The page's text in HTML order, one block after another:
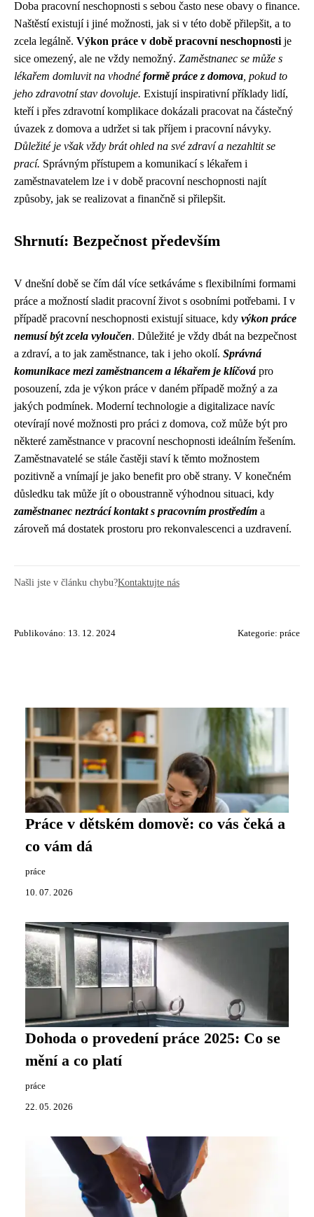
Doba pracovní neschopnosti s sebou často nese obavy o finance.
Naštěstí existují i ​​jiné možnosti, jak si v této době přilepšit, a to
zcela legálně. Výkon práce v době pracovní neschopnosti je
sice omezený, ale ne vždy nemožný. Zaměstnanec se může s
lékařem domluvit na vhodnéformě práce z domova , pokud to
jeho zdravotní stav dovoluje. Existují inspirativní příklady lidí,
kteří i přes zdravotní komplikace dokázali pracovat na částečný
úvazek z domova a udržet si tak příjem i pracovní návyky.
Důležité je však vždy brát ohled na své zdraví a nezahltit se
prací. Správným přístupem a komunikací s lékařem i
zaměstnavatelem lze i v době pracovní neschopnosti najít
způsoby, jak se realizovat a finančně si přilepšit.
Shrnutí: Bezpečnost především
V dnešní době se čím dál více setkáváme s flexibilními formami
práce a možností sladit pracovní život s osobními potřebami. I v
případě pracovní neschopnosti existují situace, kdy výkon práce
nemusí být zcela vyloučen. Důležité je vždy dbát na bezpečnost
a zdraví, a to jak zaměstnance, tak i jeho okolí. Správná
komunikace mezi zaměstnancem a lékařem je klíčová pro
posouzení, zda je výkon práce v daném případě možný a za
jakých podmínek. Moderní technologie a digitalizace navíc
otevírají nové možnosti pro práci z domova, což může být pro
některé zaměstnance v pracovní neschopnosti ideálním řešením.
Zaměstnavatelé se stále častěji staví k těmto možnostem
pozitivně a vnímají je jako benefit pro obě strany. V konečném
důsledku tak může jít o oboustranně výhodnou situaci, kdy
zaměstnanec neztrácí kontakt s pracovním prostředím a
zároveň má dostatek prostoru pro rekonvalescenci a uzdravení.
Našli jste v článku chybu?Kontaktujte nás
Publikováno: 13. 12. 2024 Kategorie: práce
Práce v dětském domově: co vás čeká a
co vám dá
práce
10. 07. 2026
Dohoda o provedení práce 2025: Co se
mění a co platí
práce
22. 05. 2026